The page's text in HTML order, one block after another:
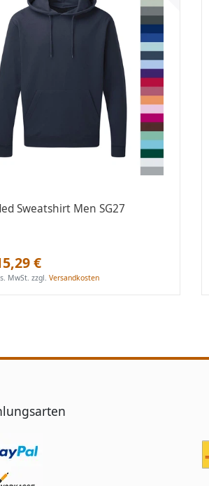
Sweatshirt Men SG27
€
MwSt. zzgl.Versandkosten